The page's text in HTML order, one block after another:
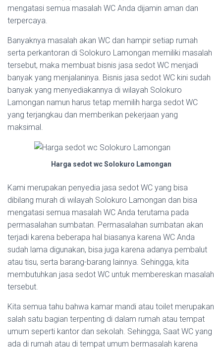
mengatasi semua masalah WC Anda dijamin aman dan
terpercaya.
Banyaknya masalah akan WC dan hampir setiap rumah
serta perkantoran di Solokuro Lamongan memiliki masalah
tersebut, maka membuat bisnis jasa sedot WC menjadi
banyak yang menjalaninya. Bisnis jasa sedot WC kini sudah
banyak yang menyediakannya di wilayah Solokuro
Lamongan namun harus tetap memilih harga sedot WC
yang terjangkau dan memberikan pekerjaan yang
maksimal.
Harga sedot wc Solokuro Lamongan
Kami merupakan penyedia jasa sedot WC yang bisa
dibilang murah di wilayah Solokuro Lamongan dan bisa
mengatasi semua masalah WC Anda terutama pada
permasalahan sumbatan. Permasalahan sumbatan akan
terjadi karena beberapa hal biasanya karena WC Anda
sudah lama digunakan, bisa juga karena adanya pembalut
atau tisu, serta barang-barang lainnya. Sehingga, kita
membutuhkan jasa sedot WC untuk membereskan masalah
tersebut.
Kita semua tahu bahwa kamar mandi atau toilet merupakan
salah satu bagian terpenting di dalam rumah atau tempat
umum seperti kantor dan sekolah. Sehingga, Saat WC yang
ada di rumah atau di tempat umum bermasalah karena